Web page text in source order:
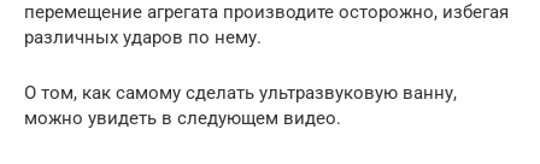
перемещение агрегата производите осторожно, избегая
различных ударов по нему.
О том, как самому сделать ультразвуковую ванну,
можно увидеть в следующем видео.